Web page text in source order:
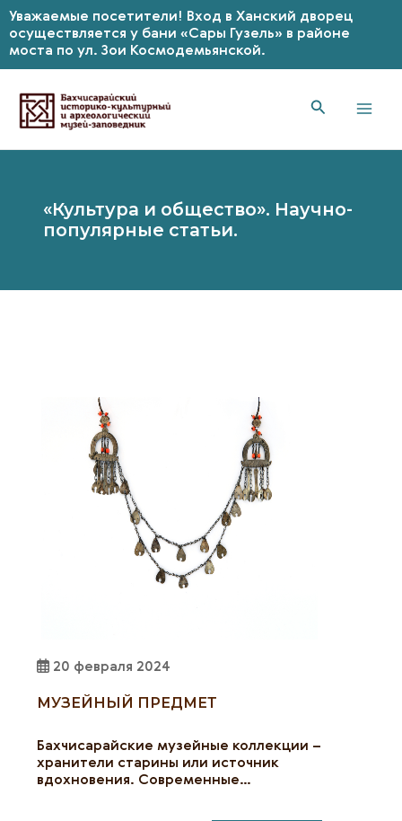
Уважаемые посетители! Вход в Ханский дворец
осуществляется у бани «Сары Гузель» в районе
моста по ул. Зои Космодемьянской.
содержимому
«Культура и общество». Научно-
популярные статьи.
20 февраля 2024
МУЗЕЙНЫЙ ПРЕДМЕТ
Бахчисарайские музейные коллекции –
хранители старины или источник
вдохновения. Современные…